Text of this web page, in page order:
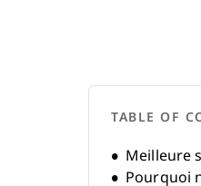
TABLE OF
Meilleure
Pourquoi